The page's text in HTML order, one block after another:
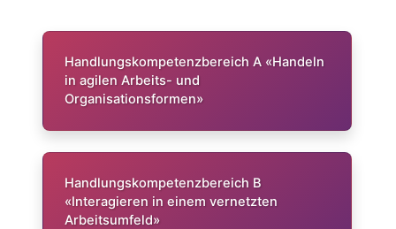
Handlungskompetenzbereich A «Handeln
in agilen Arbeits- und
Organisationsformen»
Handlungskompetenzbereich B
«Interagieren in einem vernetzten
Arbeitsumfeld»